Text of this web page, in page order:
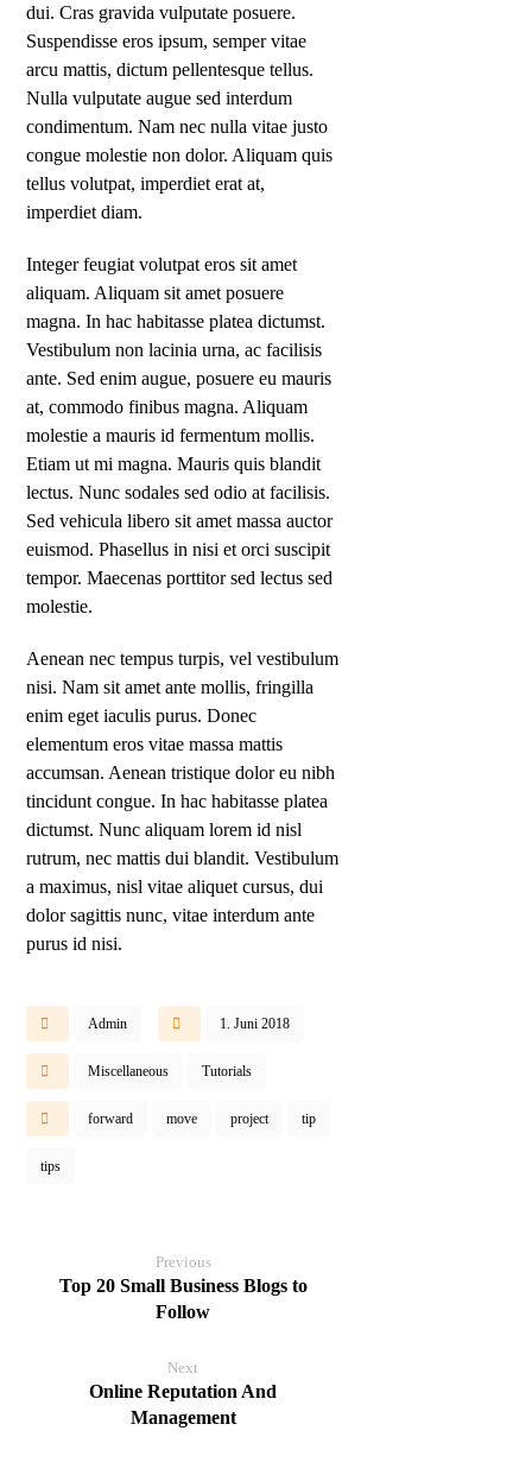
dui. Cras gravida vulputate posuere.
Suspendisse eros ipsum, semper vitae
arcu mattis, dictum pellentesque tellus.
Nulla vulputate augue sed interdum
condimentum. Nam nec nulla vitae justo
congue molestie non dolor. Aliquam quis
tellus volutpat, imperdiet erat at,
imperdiet diam.
Integer feugiat volutpat eros sit amet
aliquam. Aliquam sit amet posuere
magna. In hac habitasse platea dictumst.
Vestibulum non lacinia urna, ac facilisis
ante. Sed enim augue, posuere eu mauris
at, commodo finibus magna. Aliquam
molestie a mauris id fermentum mollis.
Etiam ut mi magna. Mauris quis blandit
lectus. Nunc sodales sed odio at facilisis.
Sed vehicula libero sit amet massa auctor
euismod. Phasellus in nisi et orci suscipit
tempor. Maecenas porttitor sed lectus sed
molestie.
Aenean nec tempus turpis, vel vestibulum
nisi. Nam sit amet ante mollis, fringilla
enim eget iaculis purus. Donec
elementum eros vitae massa mattis
accumsan. Aenean tristique dolor eu nibh
tincidunt congue. In hac habitasse platea
dictumst. Nunc aliquam lorem id nisl
rutrum, nec mattis dui blandit. Vestibulum
a maximus, nisl vitae aliquet cursus, dui
dolor sagittis nunc, vitae interdum ante
purus id nisi.
Admin 1. Juni 2018
Miscellaneous Tutorials
forward move project tip
tips
Previous
Top 20 Small Business Blogs to
Follow
Next
Online Reputation And
Management